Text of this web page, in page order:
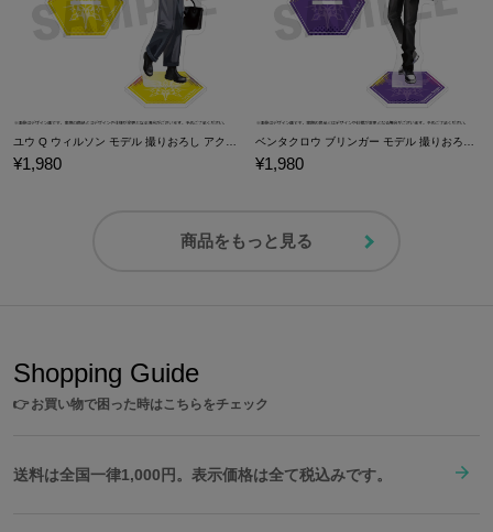
¥1,980 ¥1,980
商品をもっと見る
Shopping Guide
👉お買い物で困った時はこちらをチェック
送料は全国一律1,000円。表示価格は全て税込みです。